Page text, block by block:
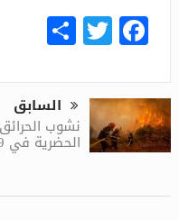
Twitter
السابق
نشوب
الحضرية في 9 ولايات وعمليات الإخماد متواصلة